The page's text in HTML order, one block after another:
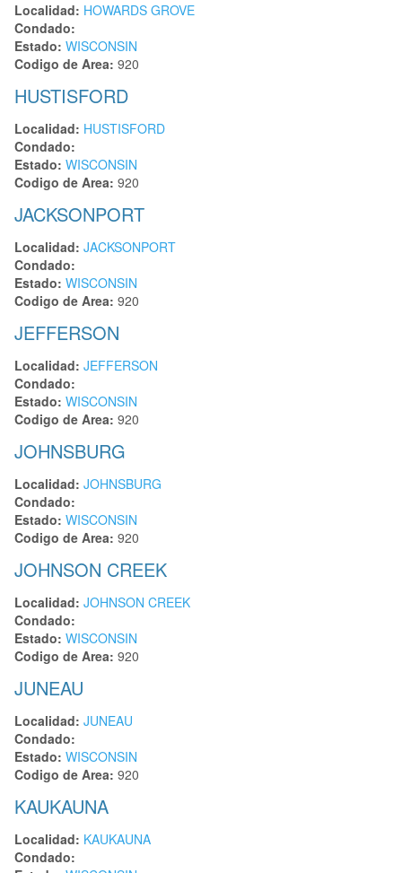
Localidad: HOWARDS GROVE
Condado:
Estado: WISCONSIN
Codigo de Area: 920
HUSTISFORD
Localidad: HUSTISFORD
Condado:
Estado: WISCONSIN
Codigo de Area: 920
JACKSONPORT
Localidad: JACKSONPORT
Condado:
Estado: WISCONSIN
Codigo de Area: 920
JEFFERSON
Localidad: JEFFERSON
Condado:
Estado: WISCONSIN
Codigo de Area: 920
JOHNSBURG
Localidad: JOHNSBURG
Condado:
Estado: WISCONSIN
Codigo de Area: 920
JOHNSON CREEK
Localidad: JOHNSON CREEK
Condado:
Estado: WISCONSIN
Codigo de Area: 920
JUNEAU
Localidad: JUNEAU
Condado:
Estado: WISCONSIN
Codigo de Area: 920
KAUKAUNA
Localidad: KAUKAUNA
Condado: